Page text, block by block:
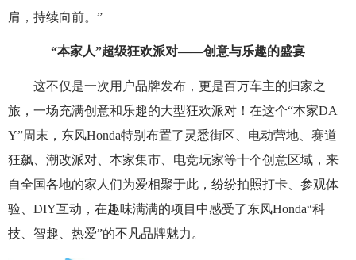
肩，持续向前。”
“本家人”超级狂欢派对——创意与乐趣的盛宴
这不仅是一次用户品牌发布，更是百万车主的归家之
旅，一场充满创意和乐趣的大型狂欢派对！在这个“本家DA
Y”周末，东风Honda特别布置了灵悉街区、电动营地、赛道
狂飙、潮改派对、本家集市、电竞玩家等十个创意区域，来
自全国各地的家人们为爱相聚于此，纷纷拍照打卡、参观体
验、DIY互动，在趣味满满的项目中感受了东风Honda“科
技、智趣、热爱”的不凡品牌魅力。